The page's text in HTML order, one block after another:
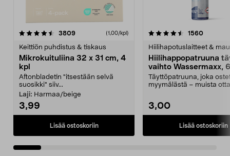
3809arvostelut (1,00/kpl)
Keittiön puhdistus & tiskaus
Mikrokuituliina 32 x 31 cm, 4
kpl
Aftonbladetin "itsestään selvä
suosikki" siiv...
Laji: Harmaa/beige
3,99
Lisää ostoskoriin
4.5viidestä
1560
Hiilihapotuslaitteet &
Hiilihappopatruuna
vaihto Wassermaxx,
Täyttöpatruuna, joka
myymälästä – muista
3,00
Lisää ostoskoriin
4.5viidestä